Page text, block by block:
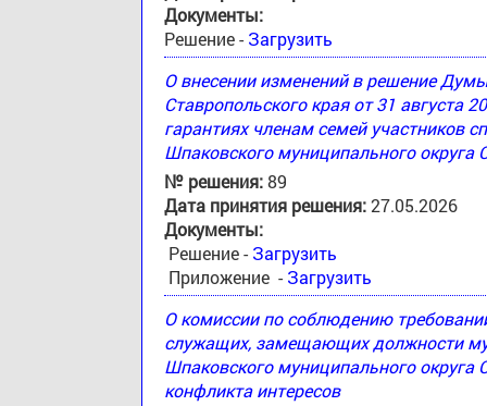
Документы:
Решение - Загрузить
О внесении изменений в решение
Ставропольского края от 31
гарантиях членам семей участников
Шпаковского муниципального округа
№ решения:89
Дата принятия решения:27.05.2026
Документы:
Решение - Загрузить
Приложение - Загрузить
О комиссии по соблюдению
служащих, замещающих должности
Шпаковского муниципального округа
конфликта интересов